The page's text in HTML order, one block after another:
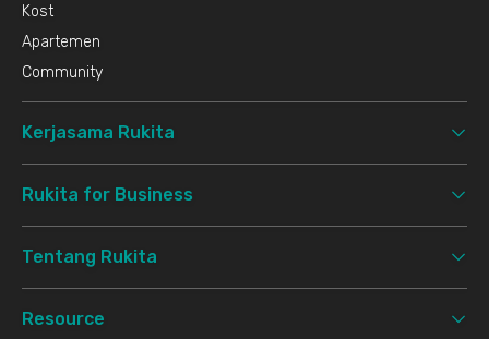
Kost
Apartemen
Community
Kerjasama Rukita
Rukita for Business
Tentang Rukita
Resource